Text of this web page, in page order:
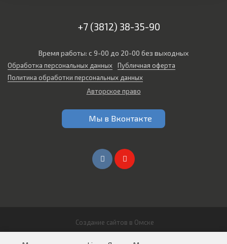
+7 (3812) 38-35-90
Время работы: с 9-00 до 20-00 без выходных
Обработка персональных данных
Публичная оферта
Политика обработки персональных данных
Авторское право
Мы в Вконтакте
Создание сайтов в Омске